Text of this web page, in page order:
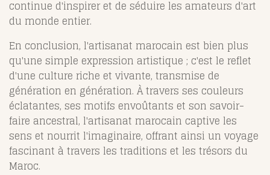
continue d'inspirer et de séduire les amateurs d'art
du monde entier.
En conclusion, l'artisanat marocain est bien plus
qu'une simple expression artistique ; c'est le reflet
d'une culture riche et vivante, transmise de
génération en génération. À travers ses couleurs
éclatantes, ses motifs envoûtants et son savoir-
faire ancestral, l'artisanat marocain captive les
sens et nourrit l'imaginaire, offrant ainsi un voyage
fascinant à travers les traditions et les trésors du
Maroc.